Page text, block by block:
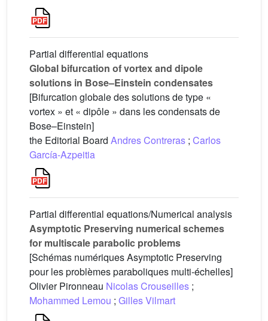
Partial differential equations
Global bifurcation of vortex and dipole
solutions in Bose–Einstein condensates
[Bifurcation globale des solutions de type «
vortex » et « dipôle » dans les condensats de
Bose–Einstein]
the Editorial Board Andres Contreras ; Carlos
García-Azpeitia
Partial differential equations/Numerical analysis
Asymptotic Preserving numerical schemes
for multiscale parabolic problems
[Schémas numériques Asymptotic Preserving
pour les problèmes paraboliques multi-échelles]
Olivier Pironneau Nicolas Crouseilles ;
Mohammed Lemou ; Gilles Vilmart